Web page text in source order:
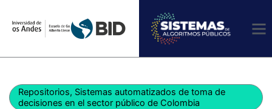
Repositorios, Sistemas automatizados de toma de
decisiones en el sector público de Colombia